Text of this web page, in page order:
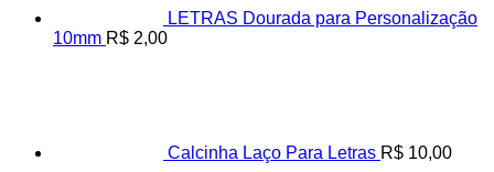
LETRAS Dourada para Personalização
10mm R$ 2,00
Calcinha Laço Para Letras R$ 10,00